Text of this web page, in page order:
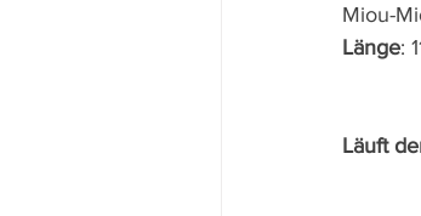
Miou-
Länge:
Läuft